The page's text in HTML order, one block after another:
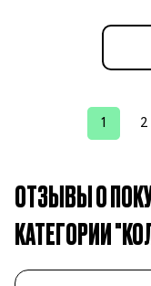
1 2
ОТЗЫВЫ О
КАТЕГОРИИ